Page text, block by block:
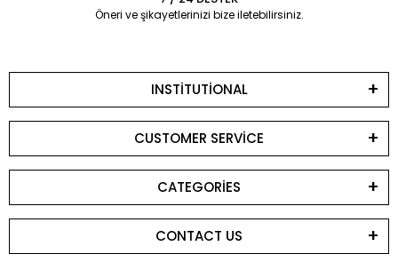
Öneri ve şikayetlerinizi bize iletebilirsiniz.
INSTİTUTİONAL
CUSTOMER SERVİCE
CATEGORİES
CONTACT US